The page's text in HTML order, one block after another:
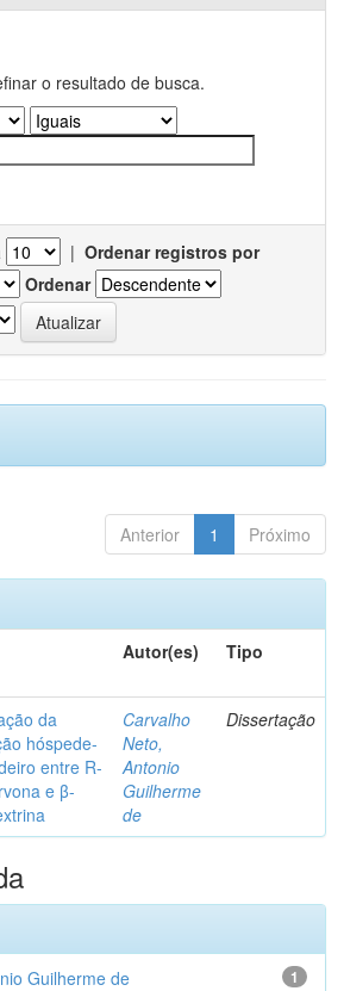
o resultado de busca.
| Ordenar registros por
Ordenar
Anterior 1 Próximo
Autor(es) Tipo
da
hóspede-
entre R-
e β-
Carvalho
Neto,
Antonio
Guilherme
de
Dissertação
1
Guilherme de